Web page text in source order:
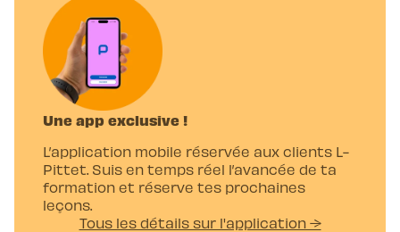
Une app exclusive !
L’application mobile réservée aux clients L-
Pittet. Suis en temps réel l’avancée de ta
formation et réserve tes prochaines
leçons.
Tous les détails sur l'application →